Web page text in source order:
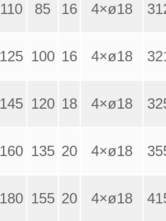
110 85 16 4×ø18
125 100 16 4×ø18
145 120 18 4×ø18
160 135 20 4×ø18
180 155 20 4×ø18